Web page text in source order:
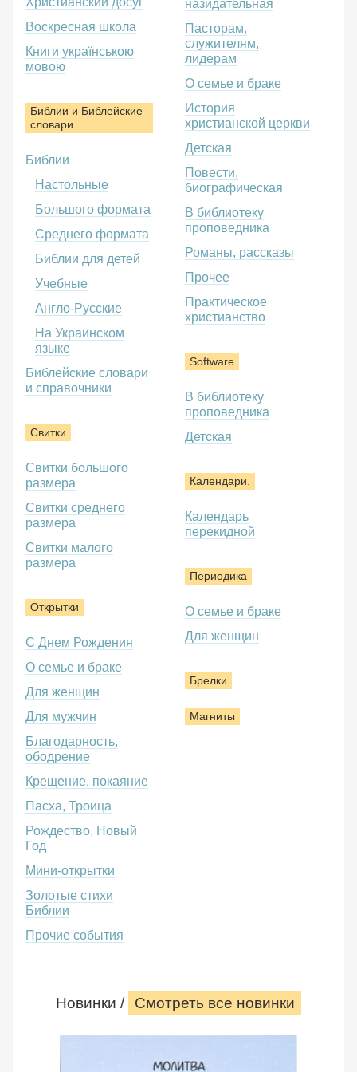
Воскресная школа
Книги українською
мовою
Библии и Библейские
словари
Библии
Настольные
Большого формата
Среднего формата
Библии для детей
Учебные
Англо-Русские
На Украинском
языке
Библейские словари
и справочники
Свитки
Свитки большого
размера
Свитки среднего
размера
Свитки малого
размера
Открытки
С Днем Рождения
О семье и браке
Для женщин
Для мужчин
Благодарность,
ободрение
Крещение, покаяние
Пасха, Троица
Рождество, Новый
Год
Мини-открытки
Золотые стихи
Библии
Прочие события
назидательная
Пасторам,
служителям,
лидерам
О семье и браке
История
христианской церкви
Детская
Повести,
биографическая
В библиотеку
проповедника
Романы, рассказы
Прочее
Практическое
христианство
Software
В библиотеку
проповедника
Детская
Календари.
Календарь
перекидной
Периодика
О семье и браке
Для женщин
Брелки
Магниты
Новинки / Смотреть все новинки